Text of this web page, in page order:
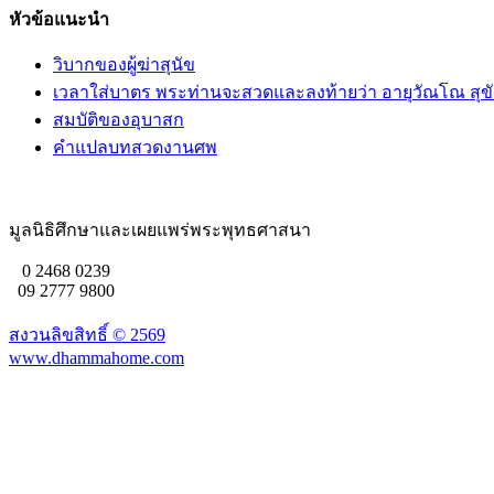
หัวข้อแนะนำ
วิบากของผู้ฆ่าสุนัข
เวลาใส่บาตร พระท่านจะสวดและลงท้ายว่า อายุวัณโณ สุขั
สมบัติของอุบาสก
คำแปลบทสวดงานศพ
มูลนิธิศึกษาและเผยแพร่พระพุทธศาสนา
0 2468 0239
09 2777 9800
สงวนลิขสิทธิ์ © 2569
www.dhammahome.com